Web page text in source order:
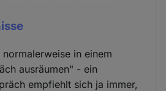
in einem
ausräumen" - ein
empfiehlt sich ja immer,